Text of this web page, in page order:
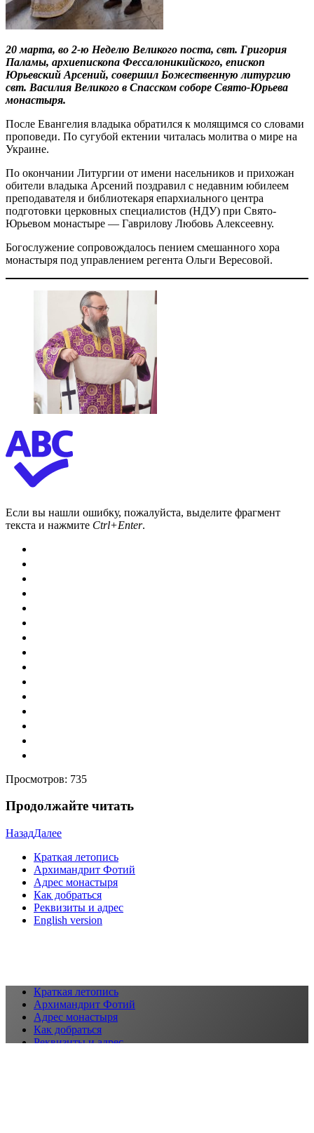
20 марта, во 2-ю Неделю Великого поста, свт. Григория
Паламы, архиепископа Фессалоникийского, епископ
Юрьевский Арсений, совершил Божественную литургию
свт. Василия Великого в Спасском соборе Свято-Юрьева
монастыря.
После Евангелия владыка обратился к молящимся со словами
проповеди. По сугубой ектении читалась молитва о мире на
Украине.
По окончании Литургии от имени насельников и прихожан
обители владыка Арсений поздравил с недавним юбилеем
преподавателя и библиотекаря епархиального центра
подготовки церковных специалистов (НДУ) при Свято-
Юрьевом монастыре — Гаврилову Любовь Алексеевну.
Богослужение сопровождалось пением смешанного хора
монастыря под управлением регента Ольги Вересовой.
Если вы нашли ошибку, пожалуйста, выделите фрагмент
текста и нажмите Ctrl+Enter.
Просмотров: 735
Продолжайте читать
НазадДалее
Краткая летопись
Архимандрит Фотий
Адрес монастыря
Как добраться
Реквизиты и адрес
English version
Краткая летопись
Архимандрит Фотий
Адрес монастыря
Как добраться
Реквизиты и адрес